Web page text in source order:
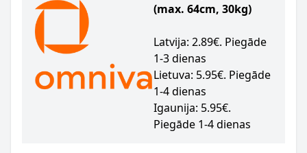
(max. 64cm, 30kg)
Latvija: 2.89€. Piegāde
1-3 dienas
Lietuva: 5.95€. Piegāde
1-4 dienas
Igaunija: 5.95€.
Piegāde 1-4 dienas